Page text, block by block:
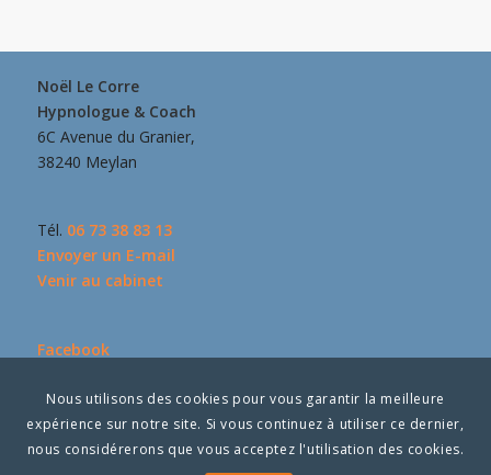
Noël Le Corre
Hypnologue & Coach
6C Avenue du Granier,
38240 Meylan
Tél. 06 73 38 83 13
Envoyer un E-mail
Venir au cabinet
Facebook
Mentions légales
Professionnel libéral
Nous utilisons des cookies pour vous garantir la meilleure
expérience sur notre site. Si vous continuez à utiliser ce dernier,
nous considérerons que vous acceptez l'utilisation des cookies.